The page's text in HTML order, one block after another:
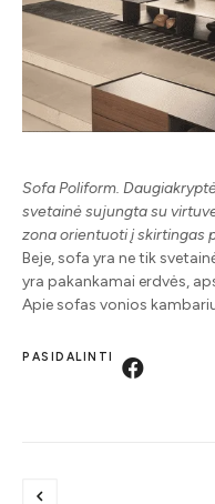
Sofa Poliform.
svetainė sujungta su
zona orientuoti į skirtingas
Beje, sofa yra ne tik
yra pakankamai erdvės,
Apie sofas vonios
PASIDALINTI